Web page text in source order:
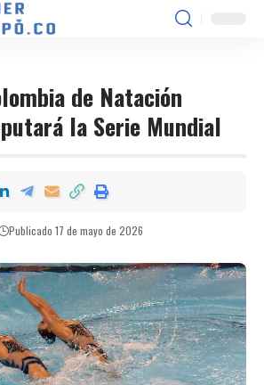
de Natación
la Serie Mundial
Publicado 17 de mayo de 2026